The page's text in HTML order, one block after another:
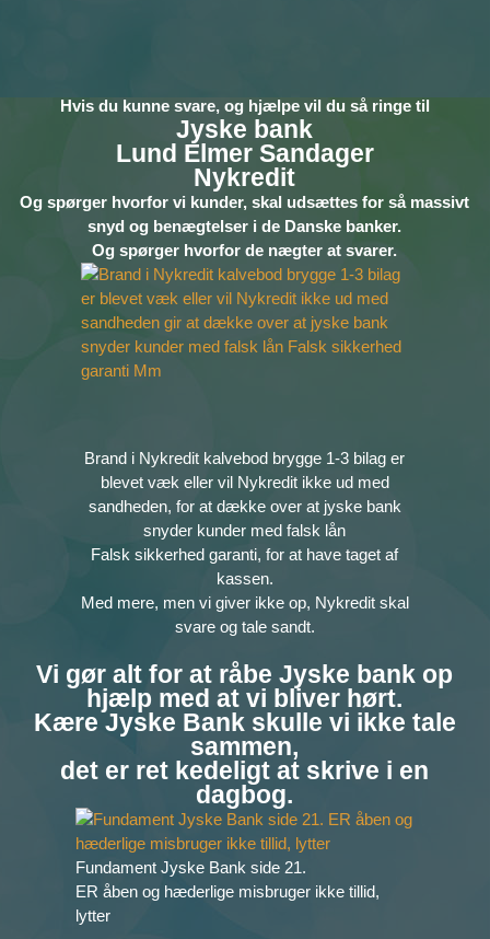
Hvis du kunne svare, og hjælpe vil du så ringe til
Jyske bank
Lund Elmer Sandager
Nykredit
Og spørger hvorfor vi kunder, skal udsættes for så massivt
snyd og benægtelser i de Danske banker.
Og spørger hvorfor de nægter at svarer.
Brand i Nykredit kalvebod brygge 1-3 bilag er
blevet væk eller vil Nykredit ikke ud med
sandheden, for at dække over at jyske bank
snyder kunder med falsk lån
Falsk sikkerhed garanti, for at have taget af
kassen.
Med mere, men vi giver ikke op, Nykredit skal
svare og tale sandt.
Vi gør alt for at råbe Jyske bank op
hjælp med at vi bliver hørt.
Kære Jyske Bank skulle vi ikke tale
sammen,
det er ret kedeligt at skrive i en
dagbog.
Fundament Jyske Bank side 21.
ER åben og hæderlige misbruger ikke tillid,
lytter